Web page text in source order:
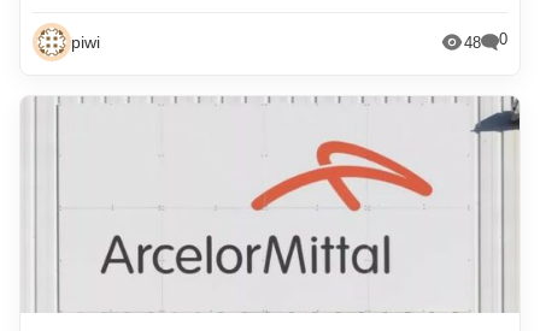
piwi 48 0